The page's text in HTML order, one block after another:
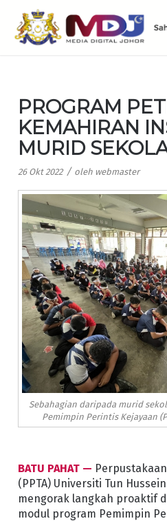
PROGRAM
KEMAHIRAN
MURID
26 Okt 2022 / oleh webmaster
Sebahagian daripada murid
Pemimpin Perintis Kejayaan
BATU PAHAT —
(PPTA) Universiti Tun
mengorak langkah proaktif
modul program Pemimpin